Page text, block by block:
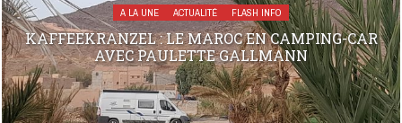
A LA UNE ACTUALITÉ FLASH INFO
KAFFEEKRANZEL : LE MAROC EN CAMPING-CAR
AVEC PAULETTE GALLMANN